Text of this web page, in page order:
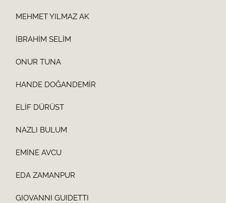
MEHMET YILMAZ AK
İBRAHİM SELİM
ONUR TUNA
HANDE DOĞANDEMİR
ELİF DÜRÜST
NAZLI BULUM
EMİNE AVCU
EDA ZAMANPUR
GIOVANNI GUIDETTI